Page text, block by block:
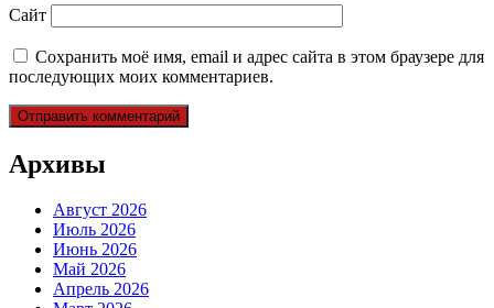
Сайт
Сохранить моё имя, email и адрес сайта в этом браузере для
последующих моих комментариев.
Архивы
Август 2026
Июль 2026
Июнь 2026
Май 2026
Апрель 2026